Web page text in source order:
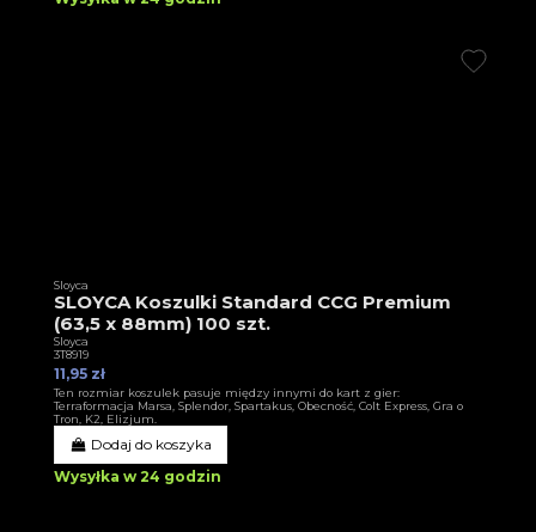
Sloyca
SLOYCA Koszulki Standard CCG Premium
(63,5 x 88mm) 100 szt.
Sloyca
3T8919
11,95 zł
Ten rozmiar koszulek pasuje między innymi do kart z gier:
Terraformacja Marsa, Splendor, Spartakus, Obecność, Colt Express, Gra o
Tron, K2, Elizjum.
Dodaj do koszyka
Wysyłka w 24 godzin